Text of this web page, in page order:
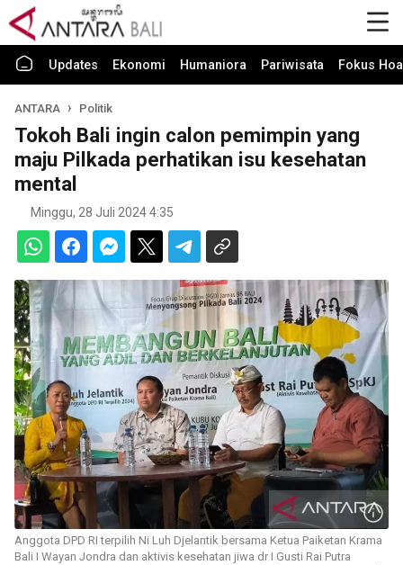
Updates Ekonomi Humaniora Pariwisata Fokus
ANTARA Politik
Tokoh Bali ingin calon pemimpin yang
maju Pilkada perhatikan isu kesehatan
mental
Minggu, 28 Juli 2024 4:35
Anggota DPD RI terpilih Ni Luh Djelantik bersama Ketua Paiketan Krama
Bali I Wayan Jondra dan aktivis kesehatan jiwa dr I Gusti Rai Putra